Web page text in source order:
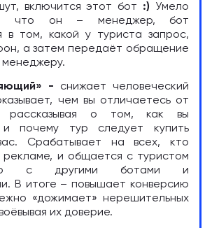
включится этот бот :) Умело
что он – менеджер, бот
в том, какой у туриста запрос,
а затем передаёт обращение
- снижает человеческий
чем вы отличаетесь от
рассказывая о том, как вы
почему тур следует купить
Срабатывает на всех, кто
и общается с туристом
с другими ботами и
В итоге – повышает конверсию
«дожимает» нерешительных
их доверие.